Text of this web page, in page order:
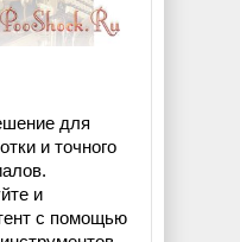
для
и точного
и
с помощью